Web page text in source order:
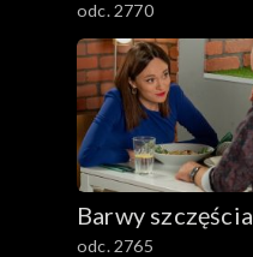
odc. 2770
Barwy szczęścia
odc. 2765